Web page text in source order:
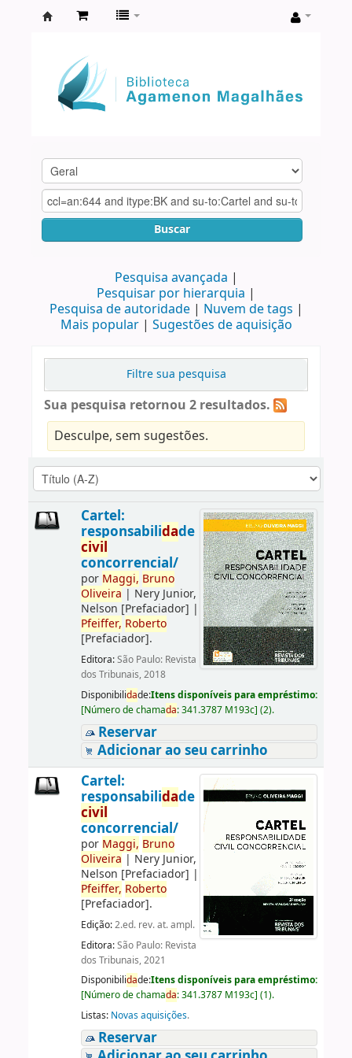
Agamenon
Magalhães
Buscar
Pesquisa avançada
Pesquisar por hierarquia
Pesquisa de autoridade
Nuvem de tags
Mais popular
Sugestões de aquisição
Filtre sua pesquisa
Sua pesquisa retornou 2 resultados.
Desculpe, sem sugestões.
Cartel:
responsabilidade
civil
concorrencial/
por Maggi, Bruno
Oliveira | Nery Junior,
Nelson [Prefaciador] |
Pfeiffer, Roberto
[Prefaciador].
Editora:São Paulo: Revista
dos Tribunais, 2018
Disponibilidade:Itens disponíveis para empréstimo:
[Número de chamada:341.3787 M193c] (2).
Reservar
Adicionar ao seu carrinho
Cartel:
responsabilidade
civil
concorrencial/
por Maggi, Bruno
Oliveira | Nery Junior,
Nelson [Prefaciador] |
Pfeiffer, Roberto
[Prefaciador].
Edição:2.ed. rev. at. ampl.
Editora:São Paulo: Revista
dos Tribunais, 2021
Disponibilidade:Itens disponíveis para empréstimo:
[Número de chamada:341.3787 M193c] (1).
Listas: Novas aquisições.
Reservar